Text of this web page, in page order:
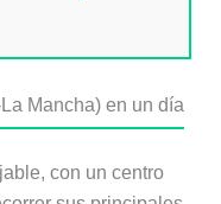
Mancha) en un día
con un centro